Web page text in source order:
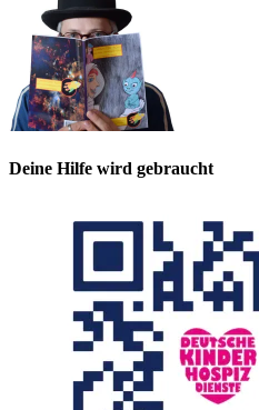
Deine Hilfe wird gebraucht